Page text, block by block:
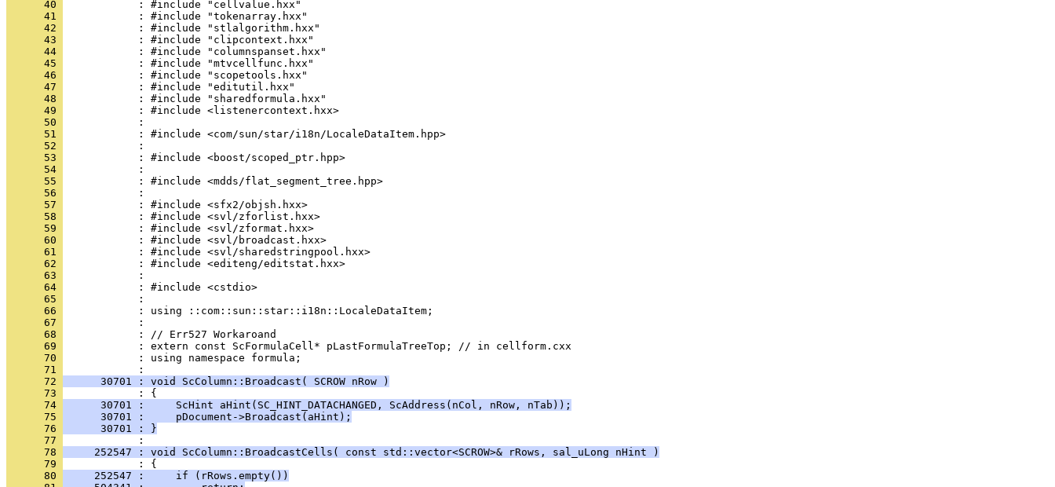
      40
      41
      42
      43
      44
      45
      46
      47
      48
      49
      50
      51
      52
      53
      54
      55
      56
      57
      58
      59
      60
      61
      62
      63
      64
      65
      66
      67
      68
      69
      70
            : using namespace formula;
      71
      72
      30701 : void ScColumn::Broadcast( SCROW nRow )
      73
      74
      30701 :     ScHint aHint(SC_HINT_DATACHANGED, ScAddress(nCol, nRow, nTab));
      75
      30701 :     pDocument->Broadcast(aHint);
      76
      30701 : }
      77
      78
     252547 : void ScColumn::BroadcastCells( const std::vector<SCROW>& rRows, sal_uLong nHint )
      79
      80
     252547 :     if (rRows.empty())